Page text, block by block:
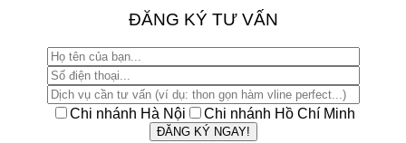
ĐĂNG KÝ TƯ VẤN
Chi nhánh Hà Nội Chi nhánh Hồ Chí Minh